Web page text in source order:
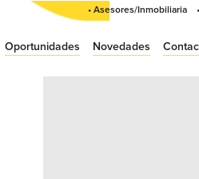
• Asesores/Inmobiliaria
Oportunidades Novedades